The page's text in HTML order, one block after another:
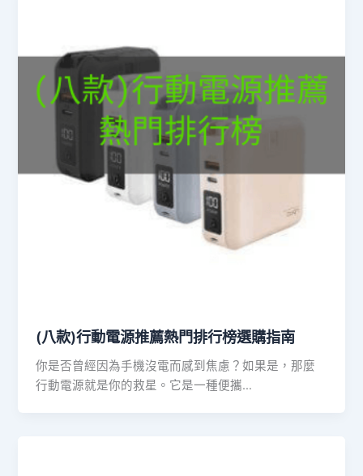
(八款)行動電源推薦熱門排行榜選購指南
你是否曾經因為手機沒電而感到焦慮？如果是，那麼
行動電源就是你的救星。它是一種便攜…